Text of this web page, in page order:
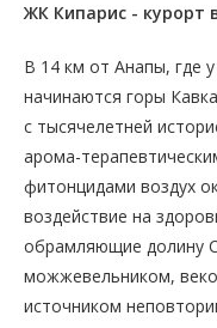
ЖК Кипарис - курорт
В 14 км от Анапы, где
начинаются горы
с тысячелетней
арома-
фитонцидами воздух
воздействие на
обрамляющие долину
можжевельником,
источником